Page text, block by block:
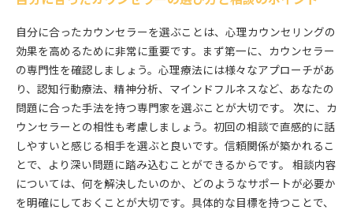
自分に合ったカウンセラーを選ぶことは、心理カウンセリングの
効果を高めるために非常に重要です。まず第一に、カウンセラー
の専門性を確認しましょう。心理療法には様々なアプローチがあ
り、認知行動療法、精神分析、マインドフルネスなど、あなたの
問題に合った手法を持つ専門家を選ぶことが大切です。 次に、カ
ウンセラーとの相性も考慮しましょう。初回の相談で直感的に話
しやすいと感じる相手を選ぶと良いです。信頼関係が築かれるこ
とで、より深い問題に踏み込むことができるからです。 相談内容
については、何を解決したいのか、どのようなサポートが必要か
を明確にしておくことが大切です。具体的な目標を持つことで、